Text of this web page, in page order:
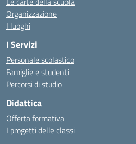
Organizzazione
I luoghi
I Servizi
Personale scolastico
Famiglie e studenti
Percorsi di studio
Didattica
Offerta formativa
I progetti delle classi